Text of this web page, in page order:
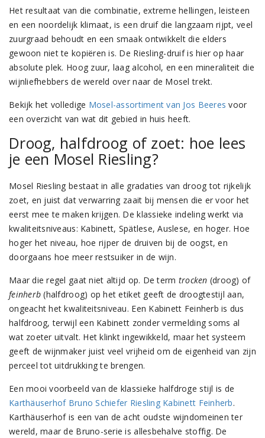
Het resultaat van die combinatie, extreme hellingen, leisteen
en een noordelijk klimaat, is een druif die langzaam rijpt, veel
zuurgraad behoudt en een smaak ontwikkelt die elders
gewoon niet te kopiëren is. De Riesling-druif is hier op haar
absolute plek. Hoog zuur, laag alcohol, en een mineraliteit die
wijnliefhebbers de wereld over naar de Mosel trekt.
Bekijk het volledige Mosel-assortiment van Jos Beeres voor
een overzicht van wat dit gebied in huis heeft.
Droog, halfdroog of zoet: hoe lees
je een Mosel Riesling?
Mosel Riesling bestaat in alle gradaties van droog tot rijkelijk
zoet, en juist dat verwarring zaait bij mensen die er voor het
eerst mee te maken krijgen. De klassieke indeling werkt via
kwaliteitsniveaus: Kabinett, Spätlese, Auslese, en hoger. Hoe
hoger het niveau, hoe rijper de druiven bij de oogst, en
doorgaans hoe meer restsuiker in de wijn.
Maar die regel gaat niet altijd op. De term trocken (droog) of
feinherb (halfdroog) op het etiket geeft de droogtestijl aan,
ongeacht het kwaliteitsniveau. Een Kabinett Feinherb is dus
halfdroog, terwijl een Kabinett zonder vermelding soms al
wat zoeter uitvalt. Het klinkt ingewikkeld, maar het systeem
geeft de wijnmaker juist veel vrijheid om de eigenheid van zijn
perceel tot uitdrukking te brengen.
Een mooi voorbeeld van de klassieke halfdroge stijl is de
Karthäuserhof Bruno Schiefer Riesling Kabinett Feinherb.
Karthäuserhof is een van de acht oudste wijndomeinen ter
wereld, maar de Bruno-serie is allesbehalve stoffig. De